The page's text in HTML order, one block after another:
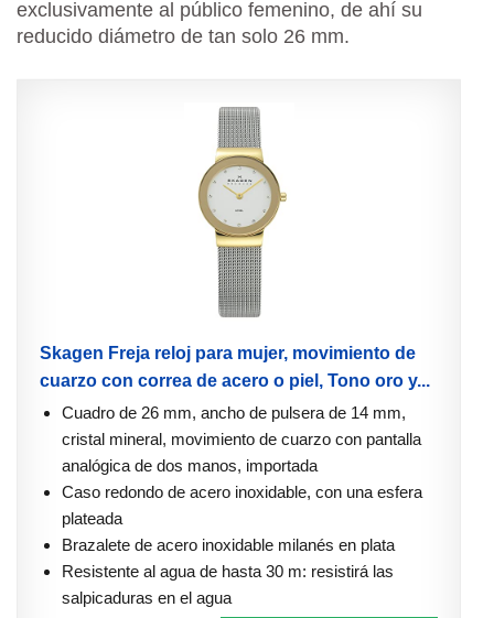
exclusivamente al público femenino, de ahí su
reducido diámetro de tan solo 26 mm.
Skagen Freja reloj para mujer, movimiento de
cuarzo con correa de acero o piel, Tono oro y...
Cuadro de 26 mm, ancho de pulsera de 14 mm,
cristal mineral, movimiento de cuarzo con pantalla
analógica de dos manos, importada
Caso redondo de acero inoxidable, con una esfera
plateada
Brazalete de acero inoxidable milanés en plata
Resistente al agua de hasta 30 m: resistirá las
salpicaduras en el agua